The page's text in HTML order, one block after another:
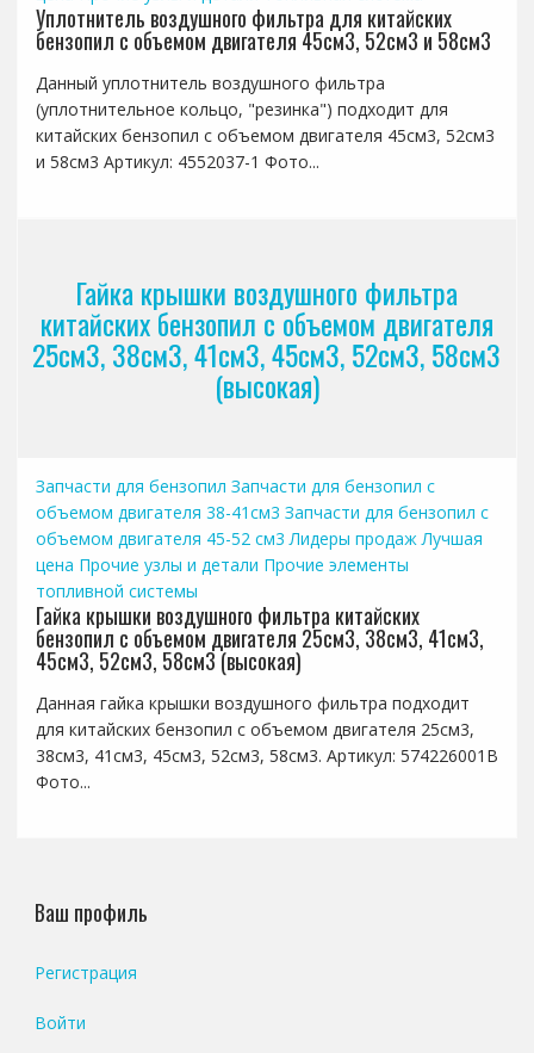
Уплотнитель воздушного фильтра для китайских
бензопил с объемом двигателя 45см3, 52см3 и 58см3
Данный уплотнитель воздушного фильтра
(уплотнительное кольцо, "резинка") подходит для
китайских бензопил с объемом двигателя 45см3, 52см3
и 58см3 Артикул: 4552037-1 Фото...
Гайка крышки воздушного фильтра
китайских бензопил с объемом двигателя
25см3, 38см3, 41см3, 45см3, 52см3, 58см3
(высокая)
Запчасти для бензопил Запчасти для бензопил с
объемом двигателя 38-41см3 Запчасти для бензопил с
объемом двигателя 45-52 см3 Лидеры продаж Лучшая
цена Прочие узлы и детали Прочие элементы
топливной системы
Гайка крышки воздушного фильтра китайских
бензопил с объемом двигателя 25см3, 38см3, 41см3,
45см3, 52см3, 58см3 (высокая)
Данная гайка крышки воздушного фильтра подходит
для китайских бензопил с объемом двигателя 25см3,
38см3, 41см3, 45см3, 52см3, 58см3. Артикул: 574226001B
Фото...
Ваш профиль
Регистрация
Войти